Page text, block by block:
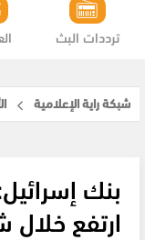
ترددات البث
شبكة راية الإعلامية
بنك
ارتفع خلال